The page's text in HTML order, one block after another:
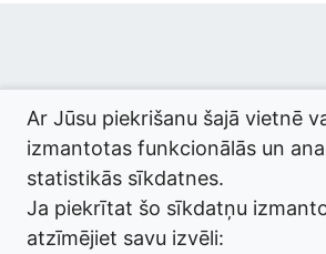
© 2026 termini.gov.lv. Izstrādātājs:Tilde.
Ar Jūsu piekrišanu šajā vietnē
izmantotas funkcionālās un
statistikās sīkdatnes.
Ja piekrītat šo sīkdatņu
atzīmējiet savu izvēli: